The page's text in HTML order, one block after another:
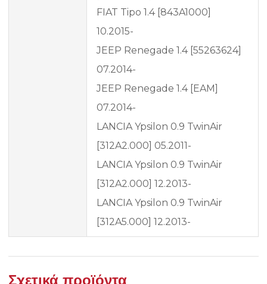
FIAT Tipo 1.4 [843A1000]
10.2015-
JEEP Renegade 1.4 [55263624]
07.2014-
JEEP Renegade 1.4 [EAM]
07.2014-
LANCIA Ypsilon 0.9 TwinAir
[312A2.000] 05.2011-
LANCIA Ypsilon 0.9 TwinAir
[312A2.000] 12.2013-
LANCIA Ypsilon 0.9 TwinAir
[312A5.000] 12.2013-
Σχετικά προϊόντα